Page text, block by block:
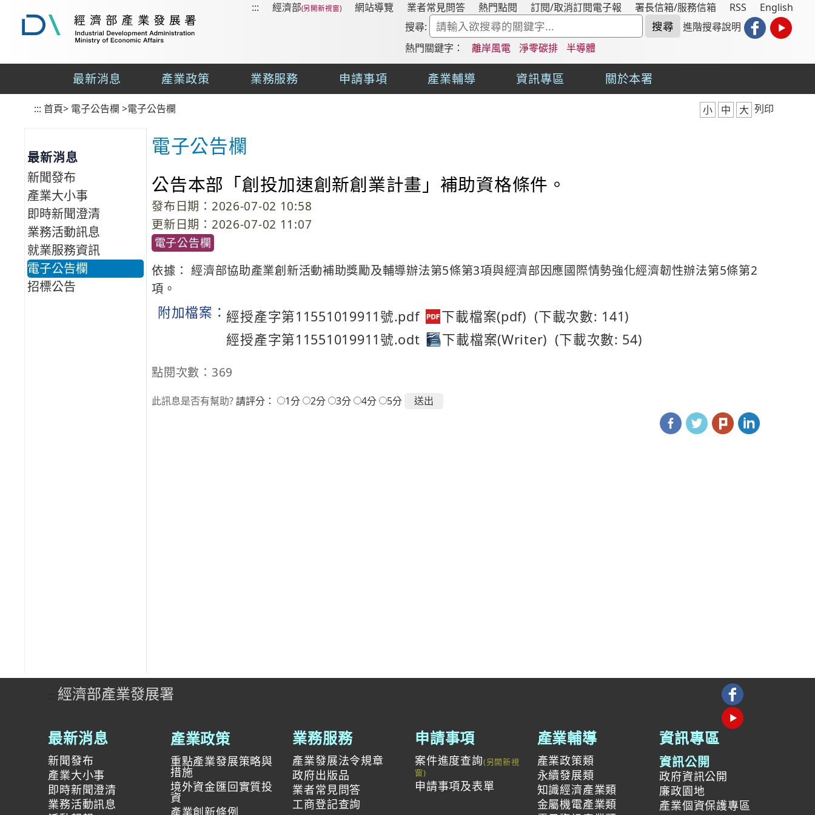
濟
業
發
::: 經濟部 網站導覽 業者常見問答 熱門點閱 訂閱/取消訂閱電子報 署長信箱/服務信箱 RSS
English
搜尋:
進階搜尋說明
熱門關鍵字：
離岸風電 淨零碳排 半導體
最新消息 產業政策 業務服務 申請事項 產業輔導 資訊專區 關於本署
::: 首頁> 電子公告欄 >電子公告欄 小 中 大 列印
最新消息
新聞發布
產業大小事
即時新聞澄清
業務活動訊息
就業服務資訊
電子公告欄
招標公告
電子公告欄
公告本部「創投加速創新創業計畫」補助資格條件。
發布日期：2026-07-02 10:58
更新日期：2026-07-02 11:07
電子公告欄
依據： 經濟部協助產業創新活動補助獎勵及輔導辦法第5條第3項與經濟部因應國際情勢強化經濟韌性辦法第5條第2
項。
附加檔案： 經授產字第11551019911號.pdf
(下載次數: 141)
經授產字第11551019911號.odt
(下載次數: 54)
點閱次數：369
此訊息是否有幫助?請評分： 1分 2分 3分 4分 5分
::: 經濟部產業發展署
最新消息
新聞發布
產業大小事
即時新聞澄清
業務活動訊息
產業政策
重點產業發展策略與
措施
境外資金匯回實質投
資
產業創新條例
業務服務
產業發展法令規章
政府出版品
業者常見問答
工商登記查詢
申請事項
案件進度查詢
申請事項及表單
產業輔導
產業政策類
永續發展類
知識經濟產業類
金屬機電產業類
資訊專區
資訊公開
政府資訊公開
廉政園地
產業個資保護專區